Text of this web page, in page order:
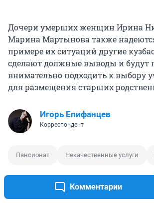
Комментарии
Дочери умерших женщин Ирина
Марина Мартынова также
примере их ситуаций другие
сделают должные выводы и будут
внимательно подходить к выбору
для размещения старших
Игорь Епифанцев
Корреспондент
Пансионат Некачественные услуги
0 0 3